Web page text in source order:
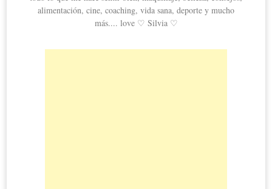
alimentación, cine, coaching, vida sana, deporte y mucho
más.... love ♡ Silvia ♡